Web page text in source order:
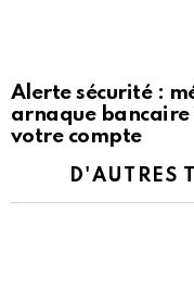
Alerte sécurité :
arnaque
votre compte
D'AUTRES